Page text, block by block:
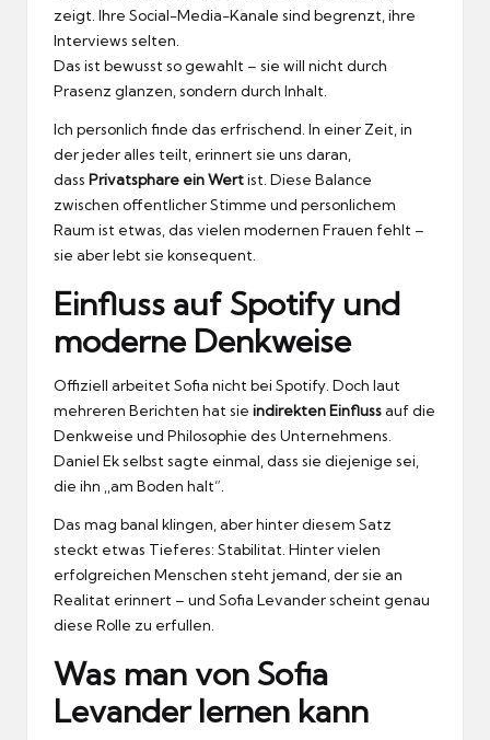
zeigt. Ihre Social-Media-Kanale sind begrenzt, ihre
Interviews selten.
Das ist bewusst so gewahlt – sie will nicht durch
Prasenz glanzen, sondern durch Inhalt.
Ich personlich finde das erfrischend. In einer Zeit, in
der jeder alles teilt, erinnert sie uns daran,
dass Privatsphare ein Wertist. Diese Balance
zwischen offentlicher Stimme und personlichem
Raum ist etwas, das vielen modernen Frauen fehlt –
sie aber lebt sie konsequent.
Einfluss auf Spotify und
moderne Denkweise
Offiziell arbeitet Sofia nicht bei Spotify. Doch laut
mehreren Berichten hat sie indirekten Einflussauf die
Denkweise und Philosophie des Unternehmens.
Daniel Ek selbst sagte einmal, dass sie diejenige sei,
die ihn ,,am Boden halt”.
Das mag banal klingen, aber hinter diesem Satz
steckt etwas Tieferes: Stabilitat. Hinter vielen
erfolgreichen Menschen steht jemand, der sie an
Realitat erinnert – und Sofia Levander scheint genau
diese Rolle zu erfullen.
Was man von Sofia
Levander lernen kann